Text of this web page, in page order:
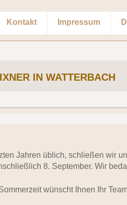
Kontakt Impressum
IN WATTERBACH
Jahren üblich, schließen wir
8. September. Wir
wünscht Ihnen Ihr